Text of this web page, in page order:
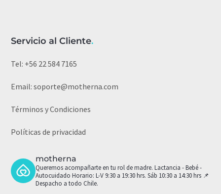
Servicio al Cliente.
Tel: +56 22 584 7165
Email:soporte@motherna.com
Términos y Condiciones
Políticas de privacidad
motherna
Queremos acompañarte en tu rol de madre. Lactancia - Bebé -
Autocuidado Horario: L-V 9:30 a 19:30 hrs. Sáb 10:30 a 14:30 hrs 📌
Despacho a todo Chile.